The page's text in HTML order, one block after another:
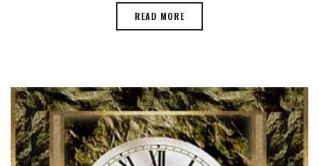
READ MORE